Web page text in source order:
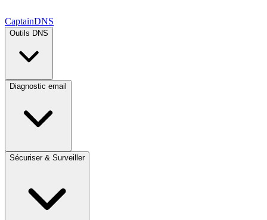
CaptainDNS
Outils DNS
Diagnostic email
Sécuriser & Surveiller